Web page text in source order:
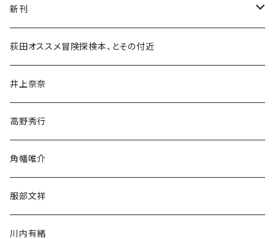
新刊
和書
文学・小説・物語
随筆・ノンフィクション・その他
荻田オススメ冒険探検本、とその付近
井上奈奈
高野秀行
角幡唯介
服部文祥
川内有緒